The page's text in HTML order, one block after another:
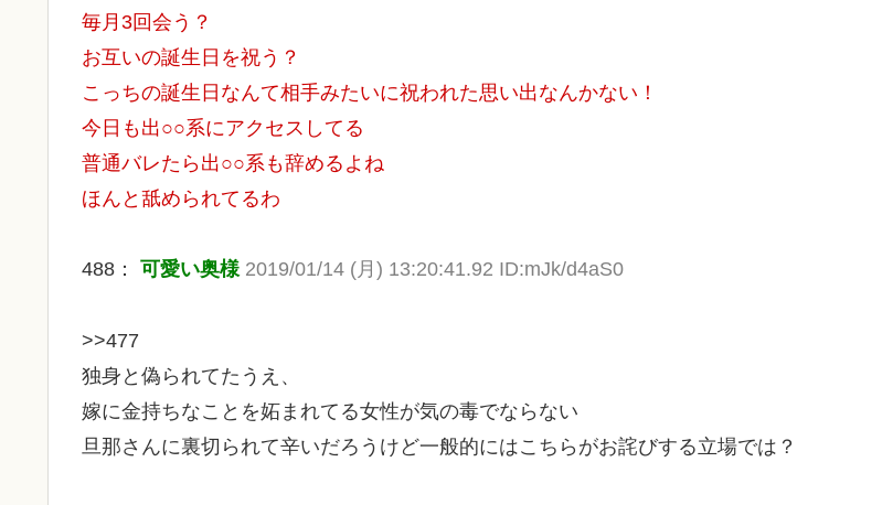
毎月3回会う？
お互いの誕生日を祝う？
こっちの誕生日なんて相手みたいに祝われた思い出なんかない！
今日も出○○系にアクセスしてる
普通バレたら出○○系も辞めるよね
ほんと舐められてるわ
488： 可愛い奥様 2019/01/14 (月) 13:20:41.92 ID:mJk/d4aS0
>>477
独身と偽られてたうえ、
嫁に金持ちなことを妬まれてる女性が気の毒でならない
旦那さんに裏切られて辛いだろうけど一般的にはこちらがお詫びする立場では？